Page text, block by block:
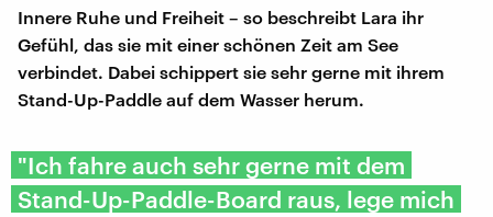
Innere Ruhe und Freiheit – so beschreibt Lara ihr
Gefühl, das sie mit einer schönen Zeit am See
verbindet. Dabei schippert sie sehr gerne mit ihrem
Stand-Up-Paddle auf dem Wasser herum.
"Ich fahre auch sehr gerne mit dem
Stand-Up-Paddle-Board raus, lege mich